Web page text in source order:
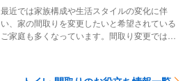
最近では家族構成や生活スタイルの変化に伴
い、家の間取りを変更したいと希望されている
ご家庭も多くなっています。間取り変更では特